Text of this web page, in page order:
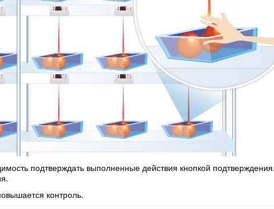
подтверждать выполненные действия кнопкой
контроль.